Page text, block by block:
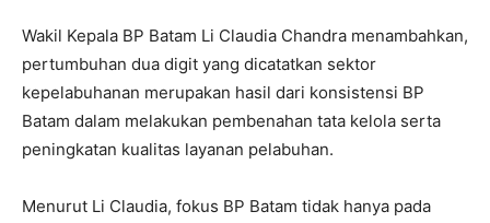
Wakil Kepala BP Batam Li Claudia Chandra menambahkan,
pertumbuhan dua digit yang dicatatkan sektor
kepelabuhanan merupakan hasil dari konsistensi BP
Batam dalam melakukan pembenahan tata kelola serta
peningkatan kualitas layanan pelabuhan.
Menurut Li Claudia, fokus BP Batam tidak hanya pada